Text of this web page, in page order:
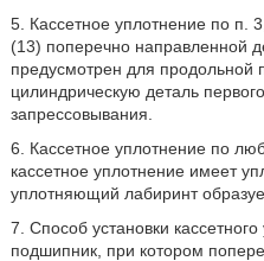
5. Кассетное уплотнение по п.
(13) поперечно направленной
предусмотрен для продольной
цилиндрическую деталь
запрессовывания.
6. Кассетное уплотнение по
кассетное уплотнение имеет
уплотняющий лабиринт
7. Способ установки
подшипник, при котором